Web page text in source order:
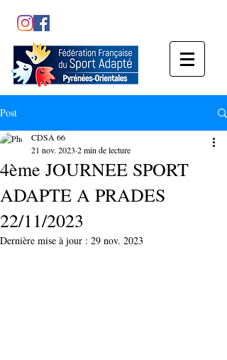
Post
4ème JOURNEE SPORT
ADAPTE A PRADES
22/11/2023
CDSA 66
21 nov. 2023 2 min de lecture
Dernière mise à jour : 29 nov. 2023